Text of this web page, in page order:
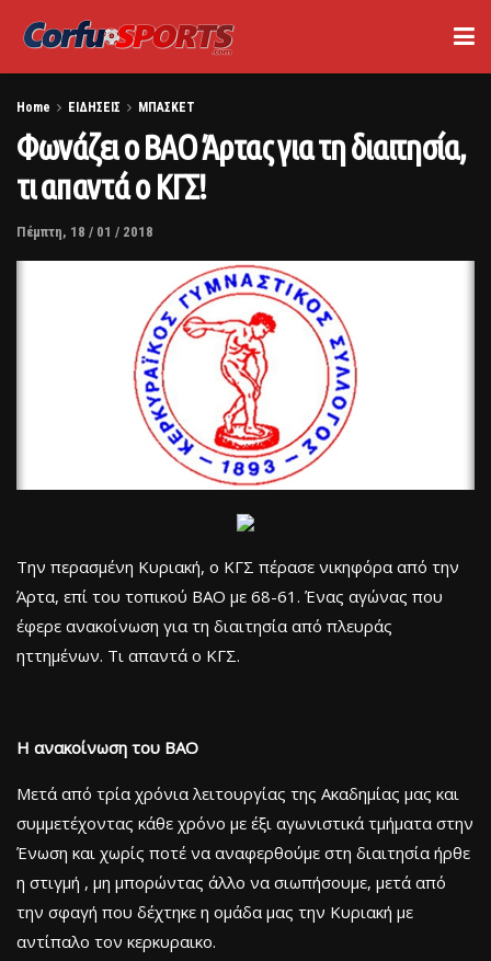
Home ΕΙΔΗΣΕΙΣ ΜΠΑΣΚΕΤ
Φωνάζει ο ΒΑΟ Άρτας για τη διαιτησία,
τι απαντά ο ΚΓΣ!
Πέμπτη, 18 / 01 / 2018
Την περασμένη Κυριακή, ο ΚΓΣ πέρασε νικηφόρα από την
Άρτα, επί του τοπικού ΒΑΟ με 68-61. Ένας αγώνας που
έφερε ανακοίνωση για τη διαιτησία από πλευράς
ηττημένων. Τι απαντά ο ΚΓΣ.
Η ανακοίνωση του ΒΑΟ
Μετά από τρία χρόνια λειτουργίας της Ακαδημίας μας και
συμμετέχοντας κάθε χρόνο με έξι αγωνιστικά τμήματα στην
Ένωση και χωρίς ποτέ να αναφερθούμε στη διαιτησία ήρθε
η στιγμή , μη μπορώντας άλλο να σιωπήσουμε, μετά από
την σφαγή που δέχτηκε η ομάδα μας την Κυριακή με
αντίπαλο τον κερκυραικο.